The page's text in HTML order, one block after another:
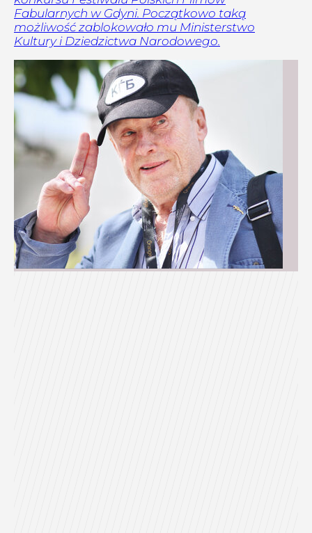
Fabularnych w Gdyni. Początkowo taką
możliwość zablokowało mu Ministerstwo
Kultury i Dziedzictwa Narodowego.